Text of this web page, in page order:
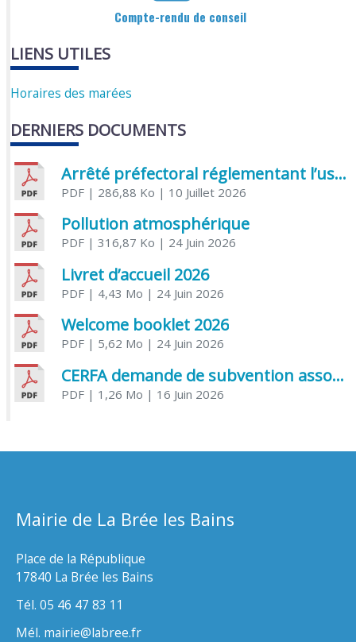
Compte-rendu de conseil
LIENS UTILES
Horaires des marées
DERNIERS DOCUMENTS
Arrêté préfectoral réglementant l’usage de l’eau
PDF| 286,88 Ko | 10 Juillet 2026
Pollution atmosphérique
PDF| 316,87 Ko | 24 Juin 2026
Livret d’accueil 2026
PDF| 4,43 Mo | 24 Juin 2026
Welcome booklet 2026
PDF| 5,62 Mo | 24 Juin 2026
CERFA demande de subvention association
PDF| 1,26 Mo | 16 Juin 2026
Mairie de La Brée les Bains
Place de la République
17840 La Brée les Bains
Tél. 05 46 47 83 11
Mél. mairie@labree.fr